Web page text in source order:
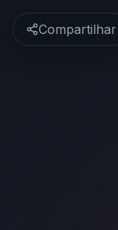
Compartilhar